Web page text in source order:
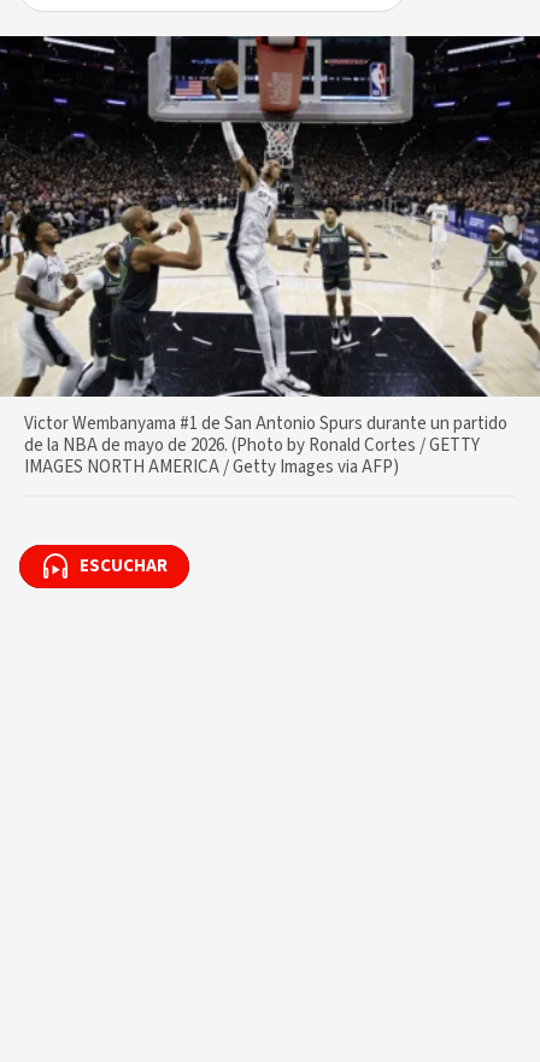
Victor Wembanyama #1 de San Antonio Spurs durante un partido
de la NBA de mayo de 2026. (Photo by Ronald Cortes / GETTY
IMAGES NORTH AMERICA / Getty Images via AFP)
ESCUCHAR
ESCUCHAR